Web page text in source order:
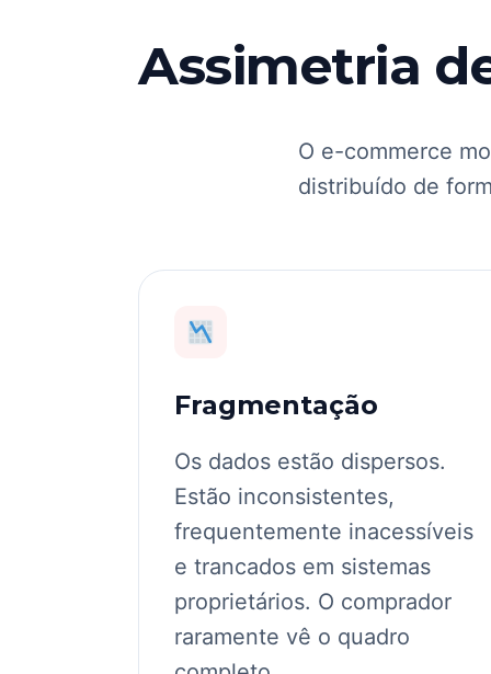
Assimetria
O e-commerce
distribuído de
Fragmentação
Os dados estão dispersos.
Estão inconsistentes,
frequentemente inacessíveis
e trancados em sistemas
proprietários. O comprador
raramente vê o quadro